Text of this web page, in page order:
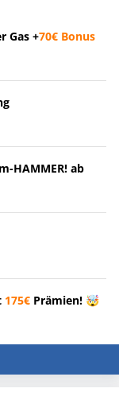
Gas +70€ Bonus
HAMMER! ab
175€ Prämien! 🤯